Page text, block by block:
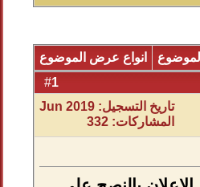
انواع عرض الموضوع
1
تاريخ التسجيل: Jun 2019
المشاركات: 332